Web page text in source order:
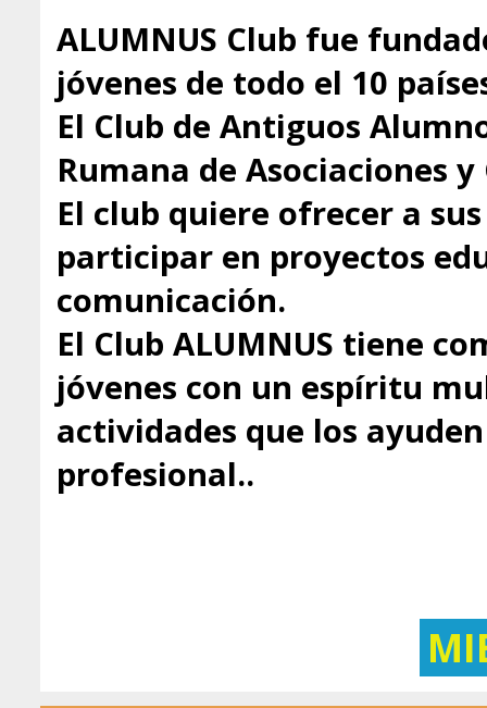
ALUMNUS Club fue
jóvenes de todo el 10
El Club de Antiguos
Rumana de Asociaciones y
El club quiere ofrecer a
participar en proyectos
comunicación.
El Club ALUMNUS tiene
jóvenes con un espíritu
actividades que los
profesional..